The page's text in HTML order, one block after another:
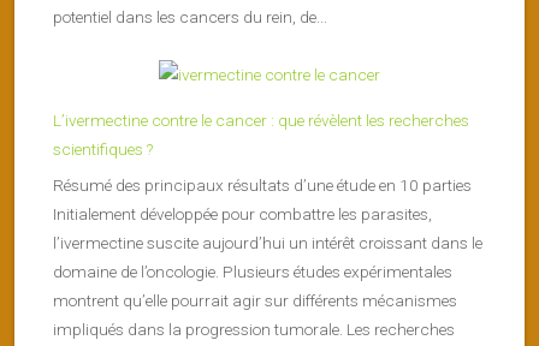
potentiel dans les cancers du rein, de...
L’ivermectine contre le cancer : que révèlent les recherches
scientifiques ?
Résumé des principaux résultats d’une étude en 10 parties
Initialement développée pour combattre les parasites,
l’ivermectine suscite aujourd’hui un intérêt croissant dans le
domaine de l’oncologie. Plusieurs études expérimentales
montrent qu’elle pourrait agir sur différents mécanismes
impliqués dans la progression tumorale. Les recherches